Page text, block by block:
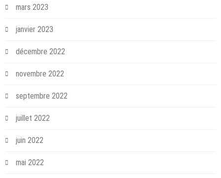
mars 2023
janvier 2023
décembre 2022
novembre 2022
septembre 2022
juillet 2022
juin 2022
mai 2022